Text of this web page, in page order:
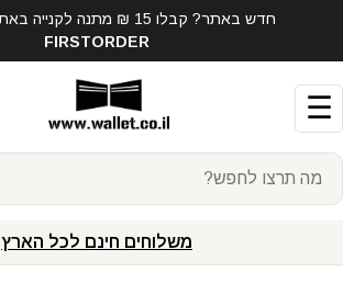
חדש באתר? קבלו 15 ₪ מתנה לקנייה באתר. קוד קופון:
FIRSTORDER
☰
משלוחים חינם לכל הארץ